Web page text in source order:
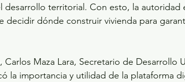
desarrollo territorial. Con esto, la autoridad
decidir dónde construir vivienda para
Maza Lara, Secretario de Desarrollo
la importancia y utilidad de la plataforma